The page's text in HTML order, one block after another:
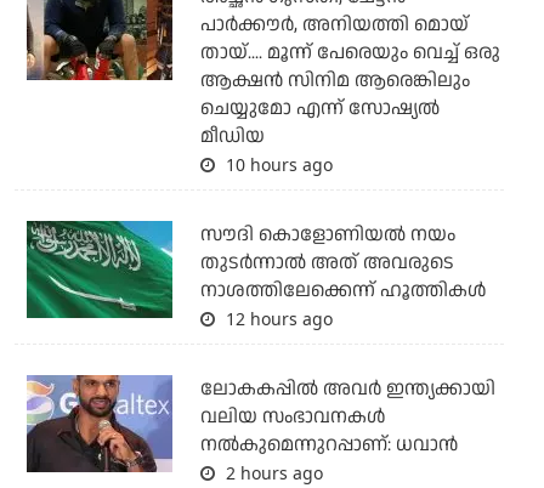
പാര്‍ക്കൗര്‍, അനിയത്തി മൊയ്
തായ്.... മൂന്ന് പേരെയും വെച്ച് ഒരു
ആക്ഷന്‍ സിനിമ ആരെങ്കിലും
ചെയ്യുമോ എന്ന് സോഷ്യല്‍
മീഡിയ
10 hours ago
സൗദി കൊളോണിയല്‍ നയം
തുടര്‍ന്നാല്‍ അത് അവരുടെ
നാശത്തിലേക്കെന്ന് ഹൂത്തികള്‍
12 hours ago
ലോകകപ്പിൽ അവര്‍ ഇന്ത്യക്കായി
വലിയ സംഭാവനകള്‍
നല്‍കുമെന്നുറപ്പാണ്: ധവാന്‍
2 hours ago